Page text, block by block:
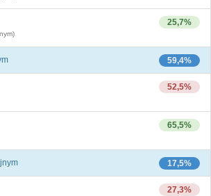
25,7%
59,4%
52,5%
65,5%
17,5%
27,3%